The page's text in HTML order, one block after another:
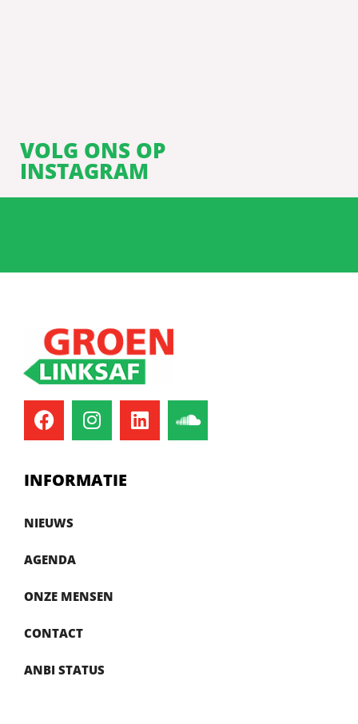
VOLG ONS OP
INSTAGRAM
INFORMATIE
NIEUWS
AGENDA
ONZE MENSEN
CONTACT
ANBI STATUS